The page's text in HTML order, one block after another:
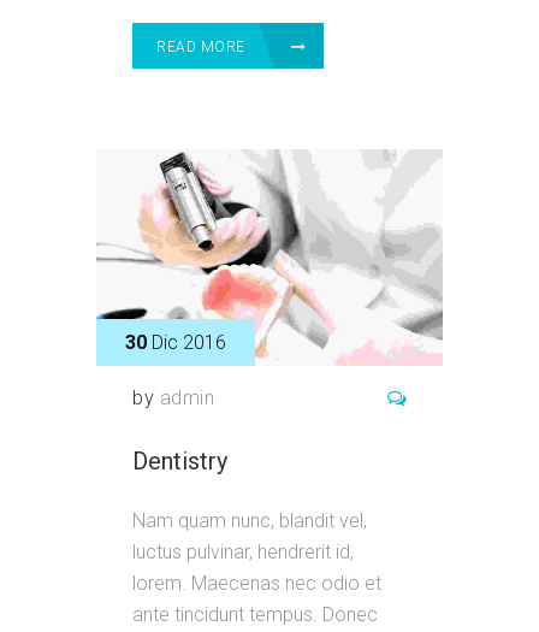
READ MORE
30 Dic 2016
by admin
Dentistry
Nam quam nunc, blandit vel,
luctus pulvinar, hendrerit id,
lorem. Maecenas nec odio et
ante tincidunt tempus. Donec